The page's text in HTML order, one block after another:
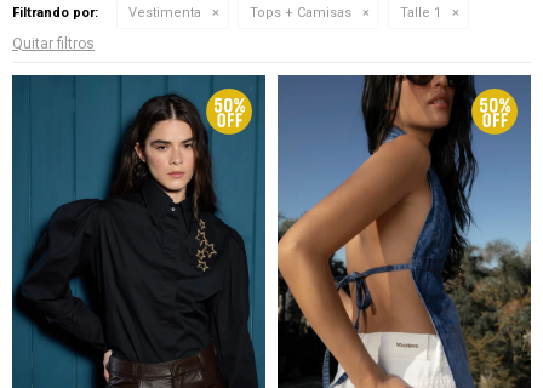
Filtrando por: Vestimenta Tops + Camisas Talle 1
Quitar filtros